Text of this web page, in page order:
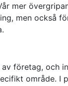
mer
men också
företag, och
område. I